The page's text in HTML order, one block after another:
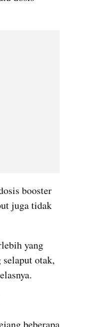
booster
juga tidak
yang
otak,